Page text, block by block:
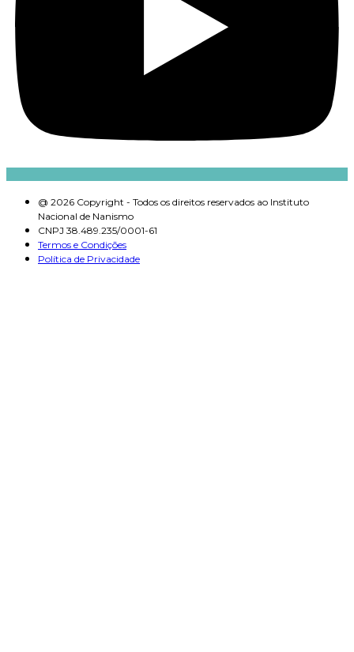
@ 2026 Copyright - Todos os direitos reservados ao Instituto
Nacional de Nanismo
CNPJ 38.489.235/0001-61
Termos e Condições
Política de Privacidade